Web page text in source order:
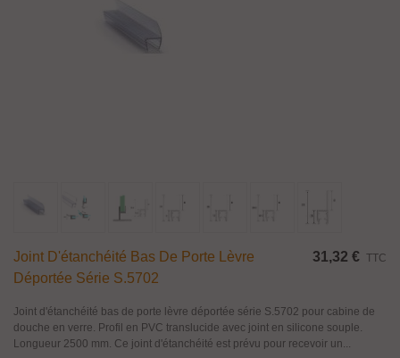
Joint D'étanchéité Bas De Porte Lèvre
Déportée Série S.5702
31,32 € TTC
Joint d'étanchéité bas de porte lèvre déportée série S.5702 pour cabine de
douche en verre. Profil en PVC translucide avec joint en silicone souple.
Longueur 2500 mm. Ce joint d'étanchéité est prévu pour recevoir un...